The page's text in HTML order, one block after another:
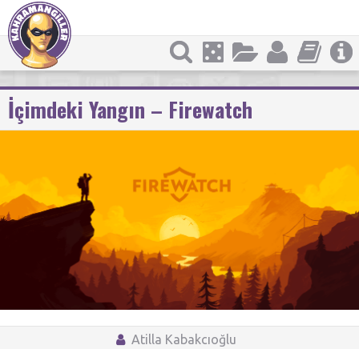
İçimdeki Yangın – Firewatch
Atilla Kabakcıoğlu